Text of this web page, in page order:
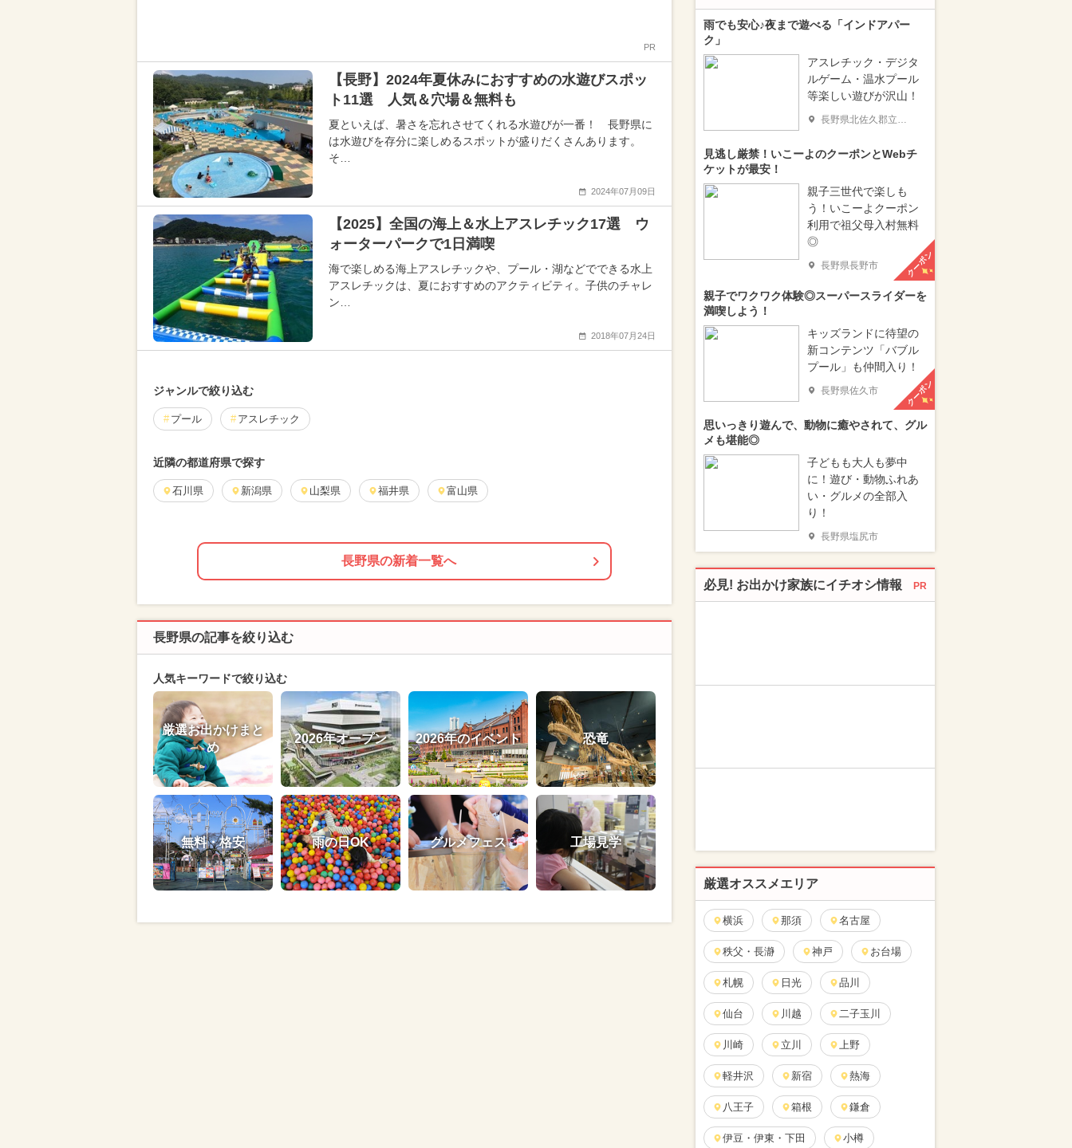
PR
【長野】2024年夏休みにおすすめの水遊びスポッ
ト11選 人気＆穴場＆無料も
夏といえば、暑さを忘れさせてくれる水遊びが一番！ 長野県に
は水遊びを存分に楽しめるスポットが盛りだくさんあります。
そ…
2024年07月09日
【2025】全国の海上＆水上アスレチック17選 ウ
ォーターパークで1日満喫
海で楽しめる海上アスレチックや、プール・湖などでできる水上
アスレチックは、夏におすすめのアクティビティ。子供のチャレ
ン…
2018年07月24日
ジャンルで絞り込む
プール アスレチック
近隣の都道府県で探す
石川県 新潟県 山梨県 福井県 富山県
長野県の新着一覧へ
長野県の記事を絞り込む
人気キーワードで絞り込む
厳選お出かけまと
め
2026年オープン 2026年のイベント 恐竜
無料・格安 雨の日OK グルメフェス 工場見学
雨でも安心♪夜まで遊べる「インドアパー
ク」
アスレチック・デジタ
ルゲーム・温水プール
等楽しい遊びが沢山！
長野県北佐久郡立科町
見逃し厳禁！いこーよのクーポンとWebチ
ケットが最安！
親子三世代で楽しも
う！いこーよクーポン
利用で祖父母入村無料
◎
長野県長野市 クーポン
親子でワクワク体験◎スーパースライダーを
満喫しよう！
キッズランドに待望の
新コンテンツ「バブル
プール」も仲間入り！
長野県佐久市 クーポン
思いっきり遊んで、動物に癒やされて、グル
メも堪能◎
子どもも大人も夢中
に！遊び・動物ふれあ
い・グルメの全部入
り！
長野県塩尻市
必見! お出かけ家族にイチオシ情報 PR
厳選オススメエリア
横浜 那須 名古屋
秩父・長瀞 神戸 お台場
札幌 日光 品川
仙台 川越 二子玉川
川崎 立川 上野
軽井沢 新宿 熱海
八王子 箱根 鎌倉
伊豆・伊東・下田 小樽